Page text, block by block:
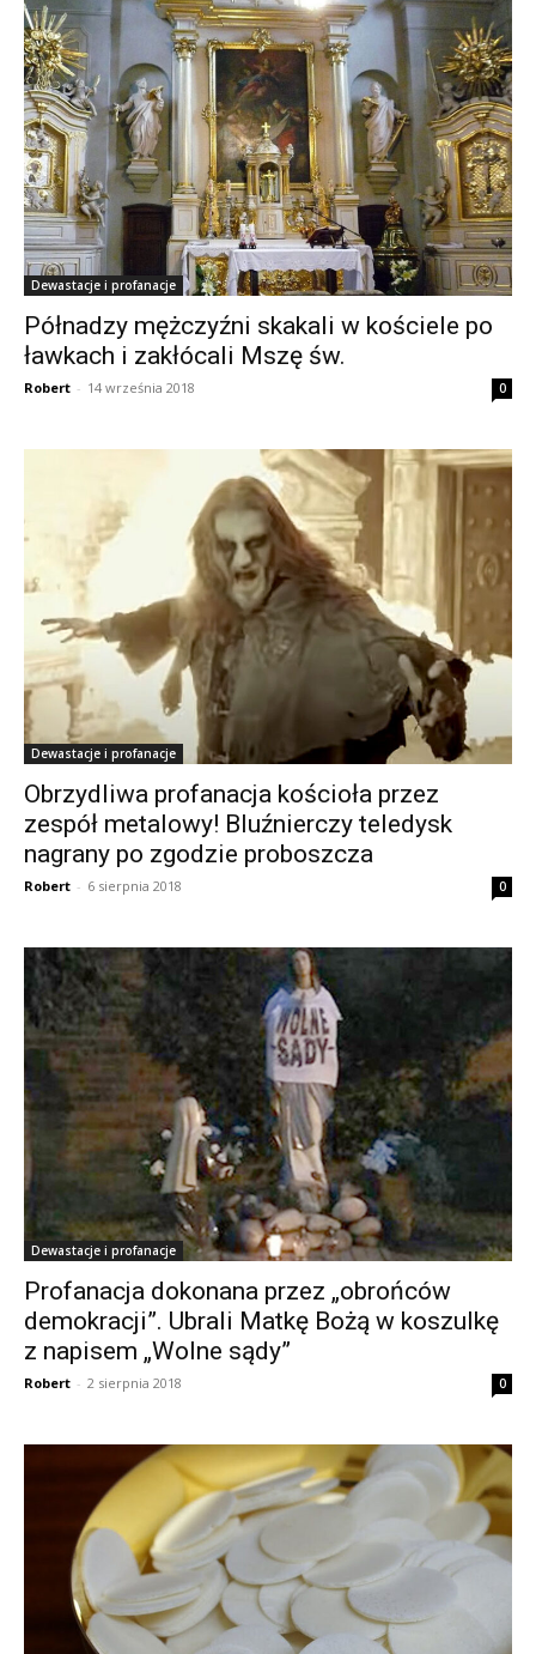
Dewastacje i profanacje
Półnadzy mężczyźni skakali w kościele po
ławkach i zakłócali Mszę św.
Robert - 14 września 2018 0
Dewastacje i profanacje
Obrzydliwa profanacja kościoła przez
zespół metalowy! Bluźnierczy teledysk
nagrany po zgodzie proboszcza
Robert - 6 sierpnia 2018 0
Dewastacje i profanacje
Profanacja dokonana przez „obrońców
demokracji”. Ubrali Matkę Bożą w koszulkę
z napisem „Wolne sądy”
Robert - 2 sierpnia 2018 0